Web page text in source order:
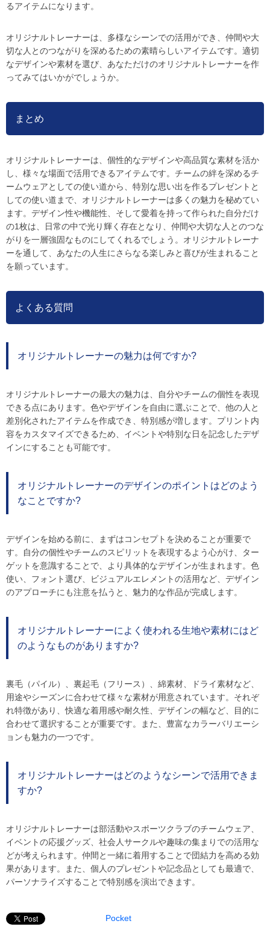
るアイテムになります。
オリジナルトレーナーは、多様なシーンでの活用ができ、仲間や大
切な人とのつながりを深めるための素晴らしいアイテムです。適切
なデザインや素材を選び、あなただけのオリジナルトレーナーを作
ってみてはいかがでしょうか。
まとめ
オリジナルトレーナーは、個性的なデザインや高品質な素材を活か
し、様々な場面で活用できるアイテムです。チームの絆を深めるチ
ームウェアとしての使い道から、特別な思い出を作るプレゼントと
しての使い道まで、オリジナルトレーナーは多くの魅力を秘めてい
ます。デザイン性や機能性、そして愛着を持って作られた自分だけ
の1枚は、日常の中で光り輝く存在となり、仲間や大切な人とのつな
がりを一層強固なものにしてくれるでしょう。オリジナルトレーナ
ーを通して、あなたの人生にさらなる楽しみと喜びが生まれること
を願っています。
よくある質問
オリジナルトレーナーの魅力は何ですか?
オリジナルトレーナーの最大の魅力は、自分やチームの個性を表現
できる点にあります。色やデザインを自由に選ぶことで、他の人と
差別化されたアイテムを作成でき、特別感が増します。プリント内
容をカスタマイズできるため、イベントや特別な日を記念したデザ
インにすることも可能です。
オリジナルトレーナーのデザインのポイントはどのよう
なことですか?
デザインを始める前に、まずはコンセプトを決めることが重要で
す。自分の個性やチームのスピリットを表現するよう心がけ、ター
ゲットを意識することで、より具体的なデザインが生まれます。色
使い、フォント選び、ビジュアルエレメントの活用など、デザイン
のアプローチにも注意を払うと、魅力的な作品が完成します。
オリジナルトレーナーによく使われる生地や素材にはど
のようなものがありますか?
裏毛（パイル）、裏起毛（フリース）、綿素材、ドライ素材など、
用途やシーズンに合わせて様々な素材が用意されています。それぞ
れ特徴があり、快適な着用感や耐久性、デザインの幅など、目的に
合わせて選択することが重要です。また、豊富なカラーバリエーシ
ョンも魅力の一つです。
オリジナルトレーナーはどのようなシーンで活用できま
すか?
オリジナルトレーナーは部活動やスポーツクラブのチームウェア、
イベントの応援グッズ、社会人サークルや趣味の集まりでの活用な
どが考えられます。仲間と一緒に着用することで団結力を高める効
果があります。また、個人のプレゼントや記念品としても最適で、
パーソナライズすることで特別感を演出できます。
Pocket